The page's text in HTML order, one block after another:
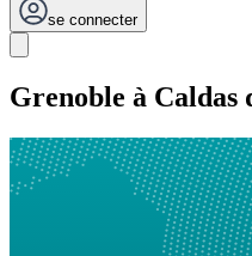
se connecter
Grenoble à Caldas